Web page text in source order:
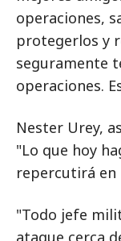
operaciones,
protegerlos y
seguramente
operaciones.
Nester Urey,
"Lo que hoy
repercutirá en
"Todo jefe
ataque cerca